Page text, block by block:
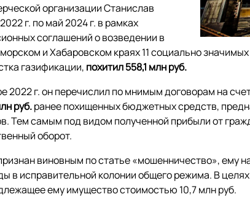
организации Станислав
г. по май 2024 г. в рамках
соглашений о возведении в
и Хабаровском краях 11 социально
газификации, похитил 558,1 млн руб.
2022 г. он перечислил по мнимым договорам на
руб.ранее похищенных бюджетных средств,
Тем самым под видом полученной прибыли от
оборот.
виновным по статье «мошенничество», ему
в исправительной колонии общего режима. В
ему имущество стоимостью 10,7 млн руб.